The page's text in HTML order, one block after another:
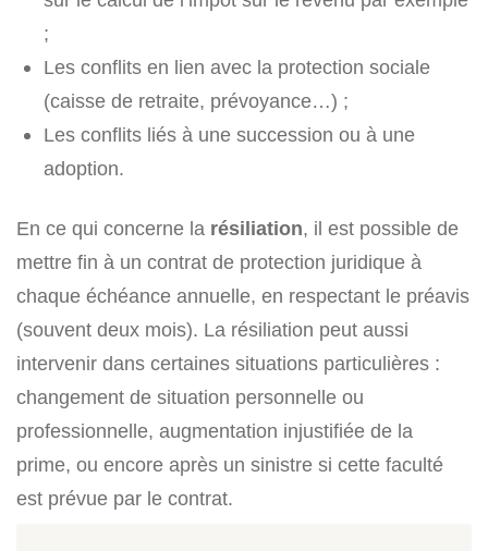
;
Les conflits en lien avec la protection sociale
(caisse de retraite, prévoyance…) ;
Les conflits liés à une succession ou à une
adoption.
En ce qui concerne la résiliation, il est possible de
mettre fin à un contrat de protection juridique à
chaque échéance annuelle, en respectant le préavis
(souvent deux mois). La résiliation peut aussi
intervenir dans certaines situations particulières :
changement de situation personnelle ou
professionnelle, augmentation injustifiée de la
prime, ou encore après un sinistre si cette faculté
est prévue par le contrat.